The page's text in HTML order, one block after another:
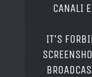
CANALI
IT'S